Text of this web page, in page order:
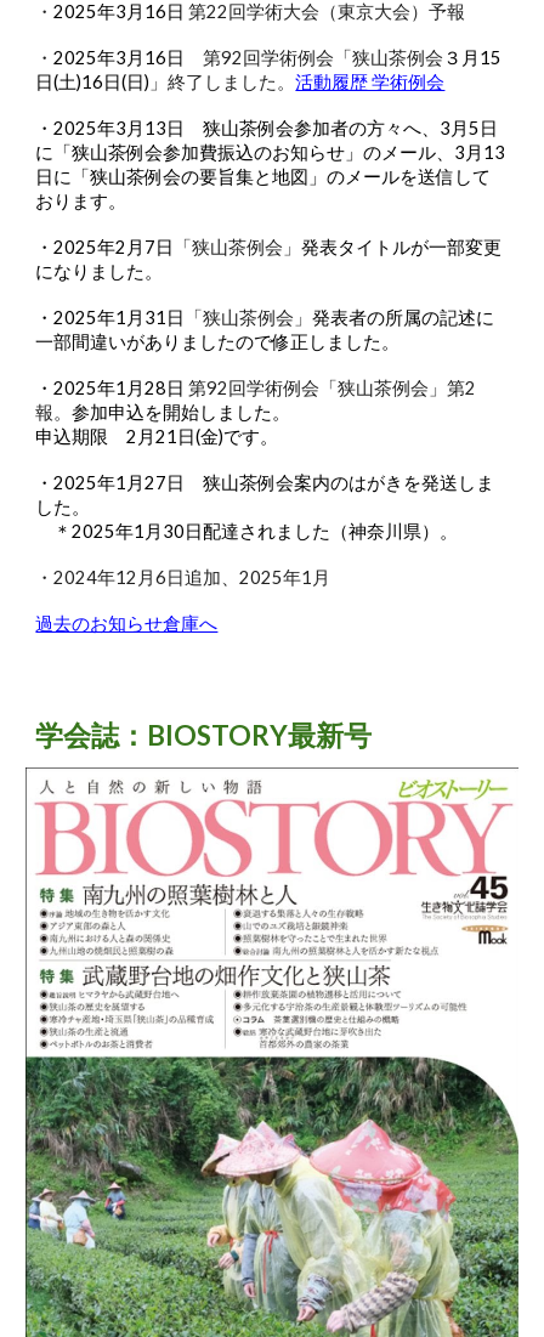
・2025年3月16日第22回学術大会（東京大会）予報
・2025年3月16日第92回学術例会「狭山茶例会 ３月15
日(土)16日(日) 」終了しました。活動履歴 学術例会
・2025年3 月 13日狭山茶例会参加者の方々へ、 3月5日
に「狭山茶例会参加費振込のお知らせ」のメール、3月13
日に「狭山茶例会の要旨集と地図」のメールを送信して
おります。
・2025年2月7日 「狭山茶例会」発表タイトルが一部変更
になりました。
・2025年1月31日 「狭山茶例会」発表者の所属の記述に
一部間違いがありましたので修正しました。
・2025年1月28日第92回学術例会「狭山茶例会」第2
報。参加申込を開始しました。
申込期限
2月21日(金)です。
・2025年1月27日 狭山茶例会案内のはがきを発送しま
した。
＊2025年1月30日配達されました（神奈川県）。
・2024年12月6日追加、2025年1月
過去のお知らせ倉庫へ
学会誌：BIOSTORY最新号